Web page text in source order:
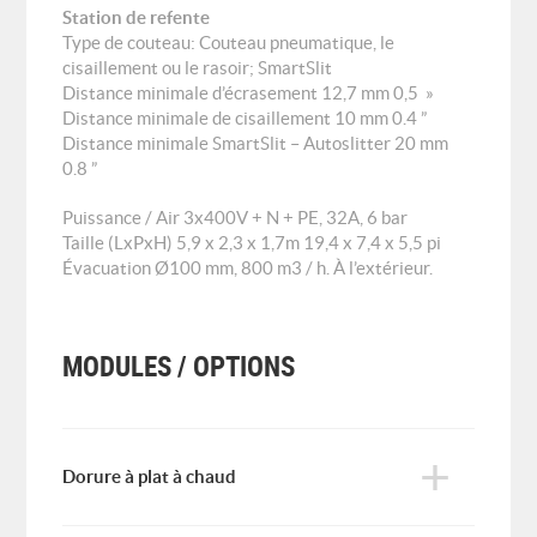
Station de refente
Type de couteau: Couteau pneumatique, le
cisaillement ou le rasoir; SmartSlit
Distance minimale d’écrasement 12,7 mm 0,5 »
Distance minimale de cisaillement 10 mm 0.4 ”
Distance minimale SmartSlit – Autoslitter 20 mm
0.8 ”
Puissance / Air 3x400V + N + PE, 32A, 6 bar
Taille (LxPxH) 5,9 x 2,3 x 1,7m 19,4 x 7,4 x 5,5 pi
Évacuation Ø100 mm, 800 m3 / h. À l’extérieur.
MODULES / OPTIONS
Dorure à plat à chaud